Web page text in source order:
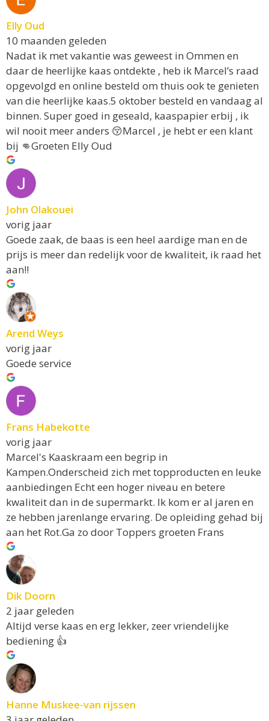
Elly Oud
10 maanden geleden
Nadat ik met vakantie was geweest in Ommen en
daar de heerlijke kaas ontdekte , heb ik Marcel’s raad
opgevolgd en online besteld om thuis ook te genieten
van die heerlijke kaas.5 oktober besteld en vandaag al
binnen. Super goed in geseald, kaaspapier erbij , ik
wil nooit meer anders 😚Marcel , je hebt er een klant
bij 👊Groeten Elly Oud
John Olakouei
vorig jaar
Goede zaak, de baas is een heel aardige man en de
prijs is meer dan redelijk voor de kwaliteit, ik raad het
aan!!
Arend Weys
vorig jaar
Goede service
Frans Habekotte
vorig jaar
Marcel's Kaaskraam een begrip in
Kampen.Onderscheid zich met topproducten en leuke
aanbiedingen Echt een hoger niveau en betere
kwaliteit dan in de supermarkt. Ik kom er al jaren en
ze hebben jarenlange ervaring. De opleiding gehad bij
aan het Rot.Ga zo door Toppers groeten Frans
Dik Doorn
2 jaar geleden
Altijd verse kaas en erg lekker, zeer vriendelijke
bediening 👍
Hanne Muskee-van rijssen